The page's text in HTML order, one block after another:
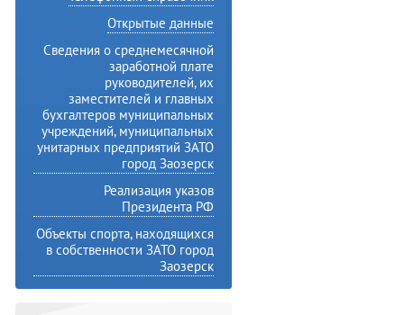
Открытые данные
Сведения о среднемесячной
заработной плате
руководителей, их
заместителей и главных
бухгалтеров муниципальных
учреждений, муниципальных
унитарных предприятий ЗАТО
город Заозерск
Реализация указов
Президента РФ
Объекты спорта, находящихся
в собственности ЗАТО город
Заозерск